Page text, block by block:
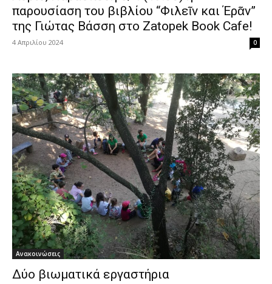
παρουσίαση του βιβλίου “Φιλεῖν και Έρᾶν”
της Γιώτας Βάσση στο Zatopek Book Cafe!
4 Απριλίου 2024 0
Ανακοινώσεις
Δύο βιωματικά εργαστήρια